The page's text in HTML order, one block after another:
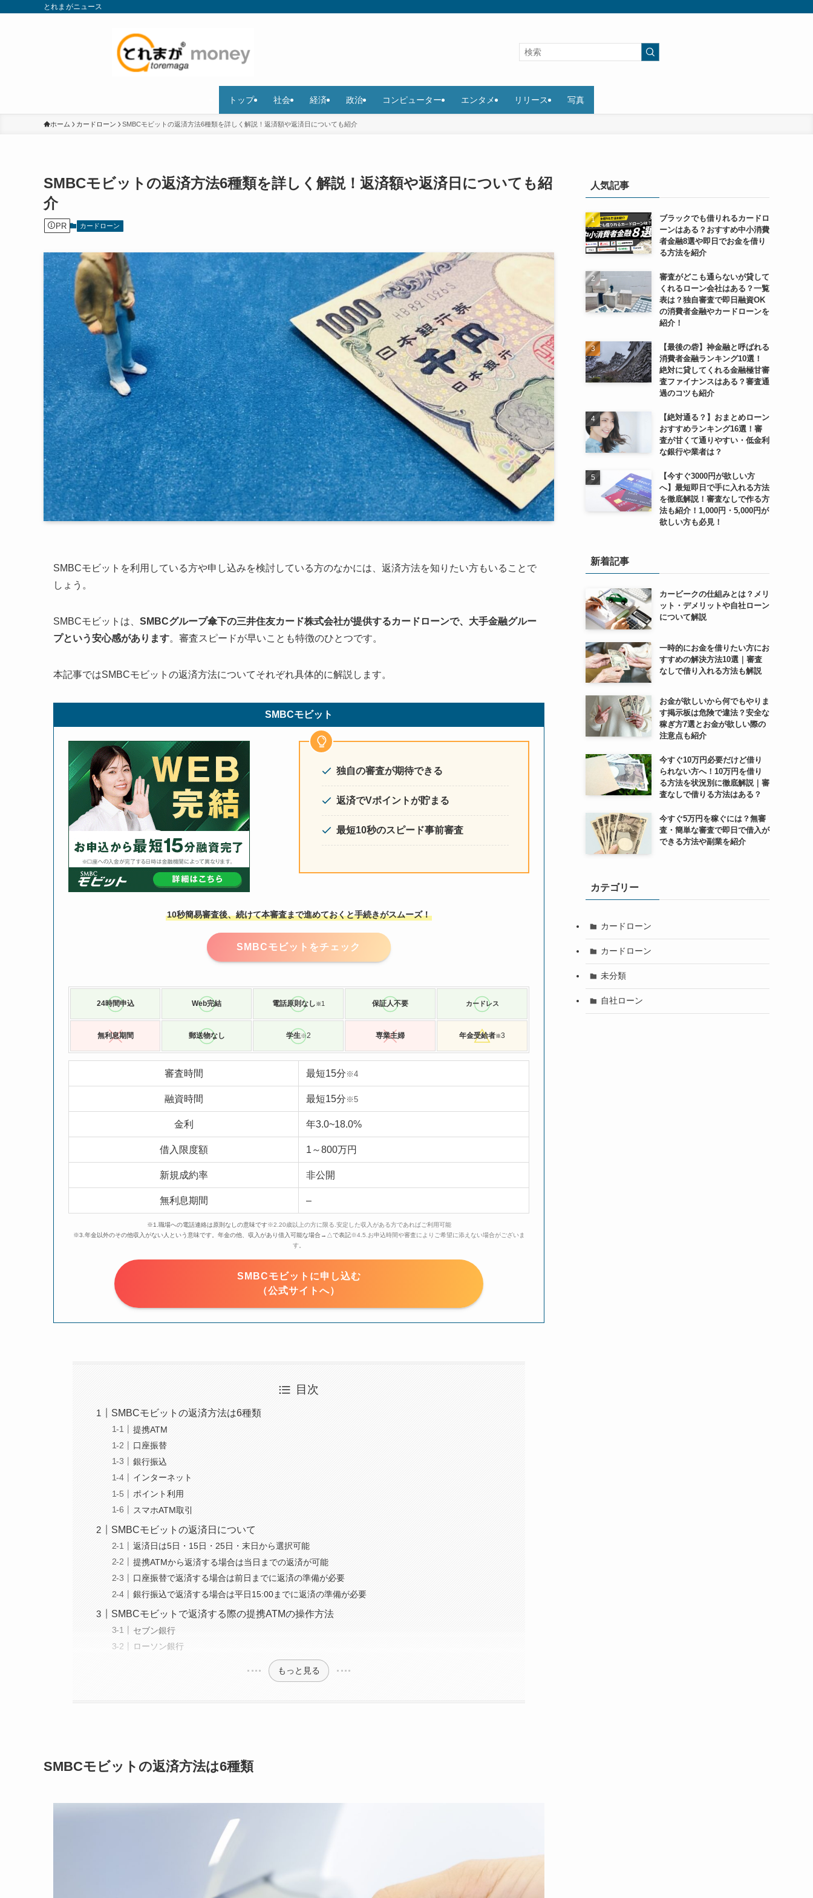
とれまがニュース
トップ 社会 経済 政治 コンピューター エンタメ リリース 写真
ホーム カードローン SMBCモビットの返済方法6種類を詳しく解説！返済額や返済日についても紹介
SMBCモビットの返済方法6種類を詳しく解説！返済額や返済日についても紹
介
PR カードローン
SMBCモビットを利用している方や申し込みを検討している方のなかには、返済方法を知りたい方もいることで
しょう。
SMBCモビットは、 SMBCグループ傘下の三井住友カード株式会社が提供するカードローンで、大手金融グルー
プという安心感があります。審査スピードが早いことも特徴のひとつです。
本記事ではSMBCモビットの返済方法についてそれぞれ具体的に解説します。
SMBCモビット
独自の審査が期待できる
返済でVポイントが貯まる
最短10秒のスピード事前審査
10秒簡易審査後、続けて本審査まで進めておくと手続きがスムーズ！
SMBCモビットをチェック
24時間申込 Web完結 電話原則なし ※ 1 保証人不要 カードレス
無利息期間 郵送物なし 学生※2 専業主婦 年金受給者※3
審査時間 最短15分 ※4
融資時間 最短15分 ※5
金利 年3.0~18.0%
借入限度額 1～800万円
新規成約率 非公開
無利息期間 –
※1.職場への電話連絡は原則なしの意味です※2.20歳以上の方に限る.安定した収入がある方であればご利用可能
※3.年金以外のその他収入がない人という意味です。年金の他、収入があり借入可能な場合→△で表記※4.5.お申込時間や審査によりご希望に添えない場合がございま
す。
SMBCモビットに申し込む
（公式サイトへ）
目次
SMBCモビットの返済方法は6種類
提携ATM
口座振替
銀行振込
インターネット
ポイント利用
スマホATM取引
SMBCモビットの返済日について
返済日は5日・15日・25日・末日から選択可能
提携ATMから返済する場合は当日までの返済が可能
口座振替で返済する場合は前日までに返済の準備が必要
銀行振込で返済する場合は平日15:00までに返済の準備が必要
SMBCモビットで返済する際の提携ATMの操作方法
セブン銀行
ローソン銀行
もっと見る
SMBCモビットの返済方法は6種類
人気記事
ブラックでも借りれるカードロ
ーンはある？おすすめ中小消費
者金融8選や即日でお金を借り
る方法を紹介
審査がどこも通らないが貸して
くれるローン会社はある？一覧
表は？独自審査で即日融資OK
の消費者金融やカードローンを
紹介！
【最後の砦】神金融と呼ばれる
消費者金融ランキング10選！
絶対に貸してくれる金融極甘審
査ファイナンスはある？審査通
過のコツも紹介
【絶対通る？】おまとめローン
おすすめランキング16選！審
査が甘くて通りやすい・低金利
な銀行や業者は？
【今すぐ3000円が欲しい方
へ】最短即日で手に入れる方法
を徹底解説！審査なしで作る方
法も紹介！1,000円・5,000円が
欲しい方も必見！
新着記事
カービークの仕組みとは？メリ
ット・デメリットや自社ローン
について解説
一時的にお金を借りたい方にお
すすめの解決方法10選｜審査
なしで借り入れる方法も解説
お金が欲しいから何でもやりま
す掲示板は危険で違法？安全な
稼ぎ方7選とお金が欲しい際の
注意点も紹介
今すぐ10万円必要だけど借り
られない方へ！10万円を借り
る方法を状況別に徹底解説｜審
査なしで借りる方法はある？
今すぐ5万円を稼ぐには？無審
査・簡単な審査で即日で借入が
できる方法や副業を紹介
カテゴリー
カードローン
カードローン
未分類
自社ローン